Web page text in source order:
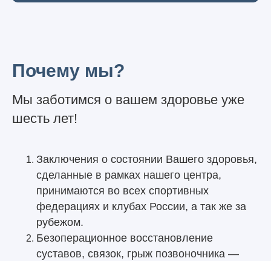
Почему мы?
Мы заботимся о вашем здоровье уже
шесть лет!
Заключения о состоянии Вашего здоровья,
сделанные в рамках нашего центра,
принимаются во всех спортивных
федерациях и клубах России, а так же за
рубежом.
Безоперационное восстановление
суставов, связок, грыж позвоночника —